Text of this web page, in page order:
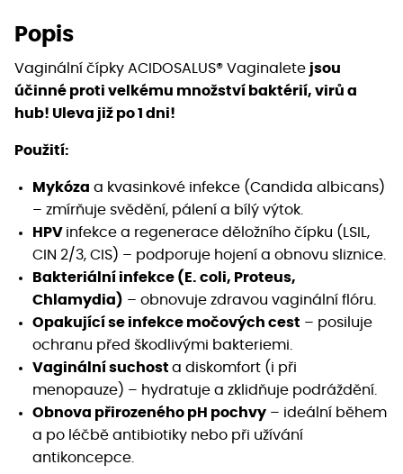
Popis
Vaginální čípky ACIDOSALUS® Vaginalete jsou
účinné proti velkému množství baktérií, virů a
hub! Uleva již po 1 dni!
Použití:
Mykóza a kvasinkové infekce (Candida albicans)
– zmírňuje svědění, pálení a bílý výtok.
HPV infekce a regenerace děložního čípku (LSIL,
CIN 2/3, CIS) – podporuje hojení a obnovu sliznice.
Bakteriální infekce (E. coli, Proteus,
Chlamydia) – obnovuje zdravou vaginální flóru.
Opakující se infekce močových cest – posiluje
ochranu před škodlivými bakteriemi.
Vaginální suchost a diskomfort (i při
menopauze) – hydratuje a zklidňuje podráždění.
Obnova přirozeného pH pochvy – ideální během
a po léčbě antibiotiky nebo při užívání
antikoncepce.